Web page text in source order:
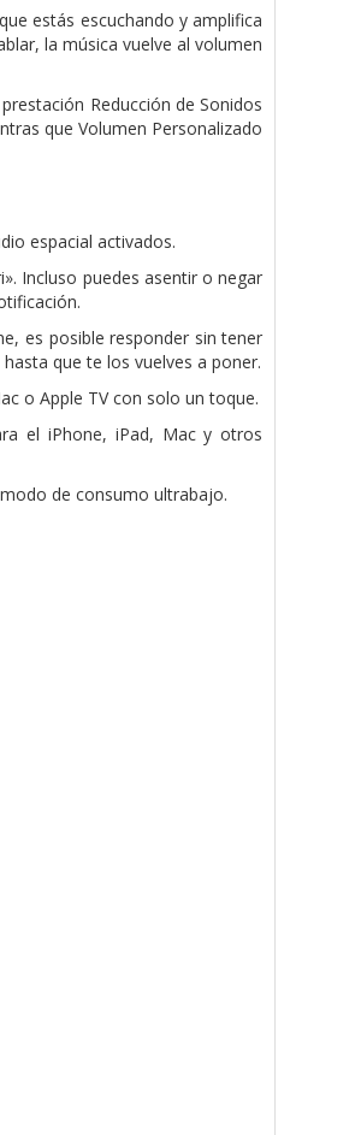
estás escuchando y amplifica
la música vuelve al volumen
Reducción de Sonidos
que Volumen Personalizado
espacial activados.
Incluso puedes asentir o negar
es posible responder sin tener
que te los vuelves a poner.
o Apple TV con solo un toque.
el iPhone, iPad, Mac y otros
de consumo ultrabajo.